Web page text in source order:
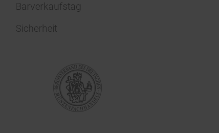
Barverkaufstag
Sicherheit